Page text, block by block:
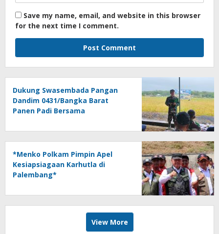
Save my name, email, and website in this browser
for the next time I comment.
Dukung Swasembada Pangan
Dandim 0431/Bangka Barat
Panen Padi Bersama
*Menko Polkam Pimpin Apel
Kesiapsiagaan Karhutla di
Palembang*
View More